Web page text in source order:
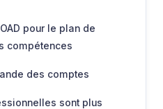
pour le plan de
compétences
des comptes
sont plus